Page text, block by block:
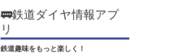
🚃鉄道ダイヤ情報アプ
リ
鉄道趣味をもっと楽しく！